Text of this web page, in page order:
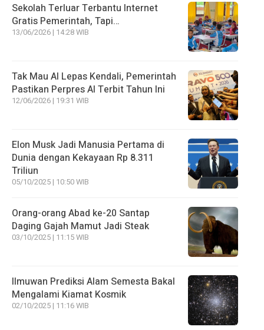
Sekolah Terluar Terbantu Internet
Gratis Pemerintah, Tapi…
13/06/2026 | 14:28 WIB
Tak Mau AI Lepas Kendali, Pemerintah
Pastikan Perpres AI Terbit Tahun Ini
12/06/2026 | 19:31 WIB
Elon Musk Jadi Manusia Pertama di
Dunia dengan Kekayaan Rp 8.311
Triliun
05/10/2025 | 10:50 WIB
Orang-orang Abad ke-20 Santap
Daging Gajah Mamut Jadi Steak
03/10/2025 | 11:15 WIB
Ilmuwan Prediksi Alam Semesta Bakal
Mengalami Kiamat Kosmik
02/10/2025 | 11:16 WIB